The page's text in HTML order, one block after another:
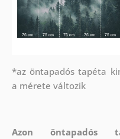
*az öntapadós tapéta
a mérete változik
Azon öntapadós